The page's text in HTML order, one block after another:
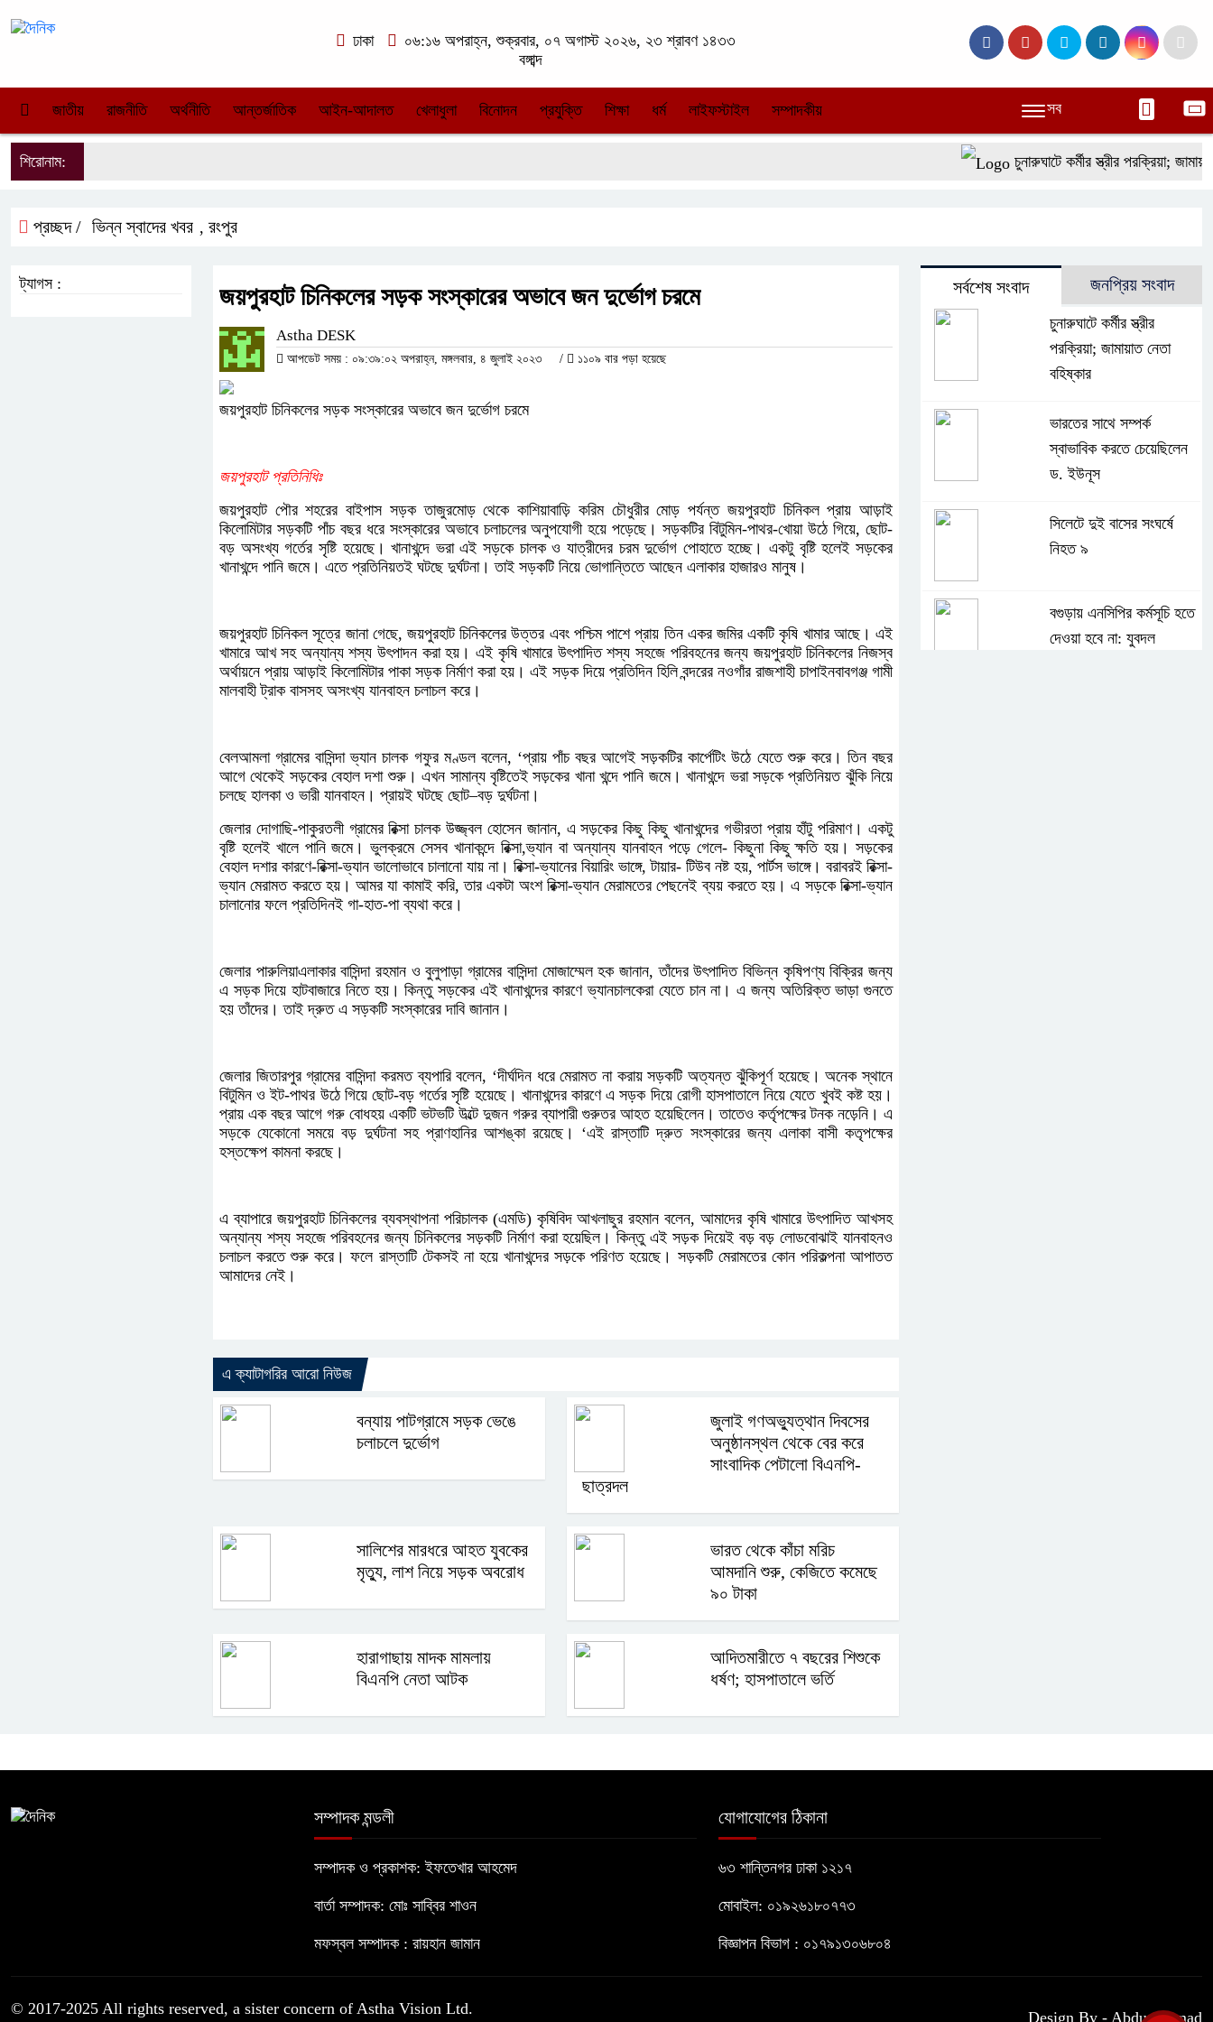
ঢাকা
০৬:১৬ অপরাহ্ন, শুক্রবার, ০৭ অগাস্ট ২০২৬, ২৩ শ্রাবণ ১৪৩৩
বঙ্গাব্দ
জাতীয় রাজনীতি অর্থনীতি আন্তর্জাতিক আইন-আদালত খেলাধুলা বিনোদন প্রযুক্তি শিক্ষা ধর্ম লাইফস্টাইল সম্পাদকীয় সব
শিরোনাম: চুনারুঘাটে কর্মীর স্ত্রীর পরক্রিয়া; জামায়াত
প্রচ্ছদ / ভিন্ন স্বাদের খবর , রংপুর
জয়পুরহাট চিনিকলের সড়ক সংস্কারের অভাবে জন দুর্ভোগ চরমে
Astha DESK
আপডেট সময় : ০৯:৩৯:০২ অপরাহ্ন, মঙ্গলবার, ৪ জুলাই ২০২৩ / ১১০৯ বার পড়া হয়েছে
জয়পুরহাট চিনিকলের সড়ক সংস্কারের অভাবে জন দুর্ভোগ চরমে
জয়পুরহাট প্রতিনিধিঃ
জয়পুরহাট পৌর শহরের বাইপাস সড়ক তাজুরমোড় থেকে কাশিয়াবাড়ি করিম চৌধুরীর মোড় পর্যন্ত জয়পুরহাট চিনিকল প্রায় আড়াই
কিলোমিটার সড়কটি পাঁচ বছর ধরে সংস্কারের অভাবে চলাচলের অনুপযোগী হয়ে পড়েছে। সড়কটির বিটুমিন-পাথর-খোয়া উঠে গিয়ে, ছোট-
বড় অসংখ্য গর্তের সৃষ্টি হয়েছে। খানাখন্দে ভরা এই সড়কে চালক ও যাত্রীদের চরম দুর্ভোগ পোহাতে হচ্ছে। একটু বৃষ্টি হলেই সড়কের
খানাখন্দে পানি জমে। এতে প্রতিনিয়তই ঘটছে দুর্ঘটনা। তাই সড়কটি নিয়ে ভোগান্তিতে আছেন এলাকার হাজারও মানুষ।
জয়পুরহাট চিনিকল সূত্রে জানা গেছে, জয়পুরহাট চিনিকলের উত্তর এবং পশ্চিম পাশে প্রায় তিন একর জমির একটি কৃষি খামার আছে। এই
খামারে আখ সহ অন্যান্য শস্য উৎপাদন করা হয়। এই কৃষি খামারে উৎপাদিত শস্য সহজে পরিবহনের জন্য জয়পুরহাট চিনিকলের নিজস্ব
অর্থায়নে প্রায় আড়াই কিলোমিটার পাকা সড়ক নির্মাণ করা হয়। এই সড়ক দিয়ে প্রতিদিন হিলি বন্দরের নওগাঁর রাজশাহী চাপাইনবাবগঞ্জ গামী
মালবাহী ট্রাক বাসসহ অসংখ্য যানবাহন চলাচল করে।
বেলআমলা গ্রামের বাসিন্দা ভ্যান চালক গফুর মণ্ডল বলেন, ‘প্রায় পাঁচ বছর আগেই সড়কটির কার্পেটিং উঠে যেতে শুরু করে। তিন বছর
আগে থেকেই সড়কের বেহাল দশা শুরু। এখন সামান্য বৃষ্টিতেই সড়কের খানা খন্দে পানি জমে। খানাখন্দে ভরা সড়কে প্রতিনিয়ত ঝুঁকি নিয়ে
চলছে হালকা ও ভারী যানবাহন। প্রায়ই ঘটছে ছোট–বড় দুর্ঘটনা।
জেলার দোগাছি-পাকুরতলী গ্রামের রিক্সা চালক উজ্জ্বল হোসেন জানান, এ সড়কের কিছু কিছু খানাখন্দের গভীরতা প্রায় হাঁটু পরিমাণ। একটু
বৃষ্টি হলেই খালে পানি জমে। ভুলক্রমে সেসব খানাকন্দে রিক্সা,ভ্যান বা অন্যান্য যানবাহন পড়ে গেলে- কিছুনা কিছু ক্ষতি হয়। সড়কের
বেহাল দশার কারণে-রিক্সা-ভ্যান ভালোভাবে চালানো যায় না। রিক্সা-ভ্যানের বিয়ারিং ভাঙ্গে, টায়ার- টিউব নষ্ট হয়, পার্টস ভাঙ্গে। বরাবরই রিক্সা-
ভ্যান মেরামত করতে হয়। আমর যা কামাই করি, তার একটা অংশ রিক্সা-ভ্যান মেরামতের পেছনেই ব্যয় করতে হয়। এ সড়কে রিক্সা-ভ্যান
চালানোর ফলে প্রতিদিনই গা-হাত-পা ব্যথা করে।
জেলার পারুলিয়াএলাকার বাসিন্দা রহমান ও বুলুপাড়া গ্রামের বাসিন্দা মোজাম্মেল হক জানান, তাঁদের উৎপাদিত বিভিন্ন কৃষিপণ্য বিক্রির জন্য
এ সড়ক দিয়ে হাটবাজারে নিতে হয়। কিন্তু সড়কের এই খানাখন্দের কারণে ভ্যানচালকেরা যেতে চান না। এ জন্য অতিরিক্ত ভাড়া গুনতে
হয় তাঁদের। তাই দ্রুত এ সড়কটি সংস্কারের দাবি জানান।
জেলার জিতারপুর গ্রামের বাসিন্দা করমত ব্যপারি বলেন, ‘দীর্ঘদিন ধরে মেরামত না করায় সড়কটি অত্যন্ত ঝুঁকিপূর্ণ হয়েছে। অনেক স্থানে
বিটুমিন ও ইট-পাথর উঠে গিয়ে ছোট-বড় গর্তের সৃষ্টি হয়েছে। খানাখন্দের কারণে এ সড়ক দিয়ে রোগী হাসপাতালে নিয়ে যেতে খুবই কষ্ট হয়।
প্রায় এক বছর আগে গরু বোধহয় একটি ভটভটি উল্টে দুজন গরুর ব্যাপারী গুরুতর আহত হয়েছিলেন। তাতেও কর্তৃপক্ষের টনক নড়েনি। এ
সড়কে যেকোনো সময়ে বড় দুর্ঘটনা সহ প্রাণহানির আশঙ্কা রয়েছে। ‘এই রাস্তাটি দ্রুত সংস্কারের জন্য এলাকা বাসী কতৃপক্ষের
হস্তক্ষেপ কামনা করছে।
এ ব্যাপারে জয়পুরহাট চিনিকলের ব্যবস্থাপনা পরিচালক (এমডি) কৃষিবিদ আখলাছুর রহমান বলেন, আমাদের কৃষি খামারে উৎপাদিত আখসহ
অন্যান্য শস্য সহজে পরিবহনের জন্য চিনিকলের সড়কটি নির্মাণ করা হয়েছিল। কিন্তু এই সড়ক দিয়েই বড় বড় লোডবোঝাই যানবাহনও
চলাচল করতে শুরু করে। ফলে রাস্তাটি টেকসই না হয়ে খানাখন্দের সড়কে পরিণত হয়েছে। সড়কটি মেরামতের কোন পরিকল্পনা আপাতত
আমাদের নেই।
এ ক্যাটাগরির আরো নিউজ
বন্যায় পাটগ্রামে সড়ক ভেঙে
চলাচলে দুর্ভোগ
জুলাই গণঅভ্যুত্থান দিবসের
অনুষ্ঠানস্থল থেকে বের করে
সাংবাদিক পেটালো বিএনপি-
ছাত্রদল
সালিশের মারধরে আহত যুবকের
মৃত্যু, লাশ নিয়ে সড়ক অবরোধ
ভারত থেকে কাঁচা মরিচ
আমদানি শুরু, কেজিতে কমেছে
৯০ টাকা
হারাগাছায় মাদক মামলায়
বিএনপি নেতা আটক
আদিতমারীতে ৭ বছরের শিশুকে
ধর্ষণ; হাসপাতালে ভর্তি
ট্যাগস : সর্বশেষ সংবাদ জনপ্রিয় সংবাদ
চুনারুঘাটে কর্মীর স্ত্রীর
পরক্রিয়া; জামায়াত নেতা
বহিষ্কার
ভারতের সাথে সম্পর্ক
স্বাভাবিক করতে চেয়েছিলেন
ড. ইউনূস
সিলেটে দুই বাসের সংঘর্ষে
নিহত ৯
বগুড়ায় এনসিপির কর্মসূচি হতে
দেওয়া হবে না: যুবদল
সম্পাদক মন্ডলী
সম্পাদক ও প্রকাশক: ইফতেখার আহমেদ
বার্তা সম্পাদক: মোঃ সাব্বির শাওন
মফস্বল সম্পাদক : রায়হান জামান
যোগাযোগের ঠিকানা
৬৩ শান্তিনগর ঢাকা ১২১৭
মোবাইল: ০১৯২৬১৮০৭৭৩
বিজ্ঞাপন বিভাগ : ০১৭৯১৩০৬৮০৪
© 2017-2025 All rights reserved, a sister concern of Astha Vision Ltd. Design By - Abdus Samad